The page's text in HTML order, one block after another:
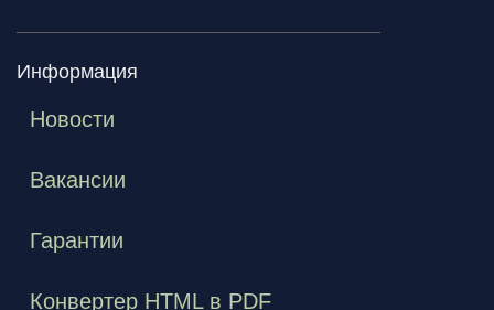
Информация
Новости
Вакансии
Гарантии
Конвертер HTML в PDF